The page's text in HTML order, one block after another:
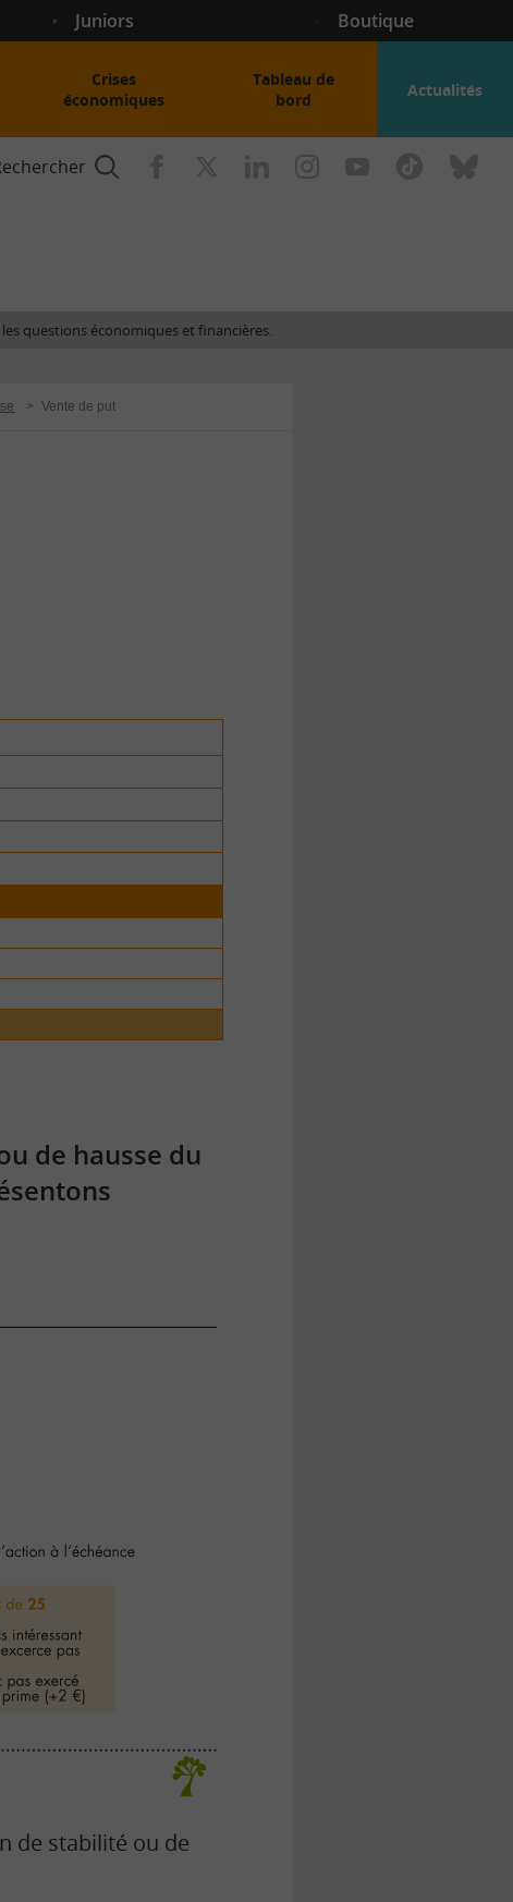
Juniors Boutique
Crises
économiques
Tableau de
bord
Actualités
questions économiques et financières.
> Vente de put
de hausse du
de stabilité ou de